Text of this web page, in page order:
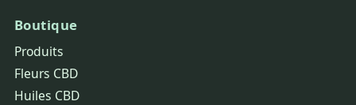
Boutique
Produits
Fleurs CBD
Huiles CBD